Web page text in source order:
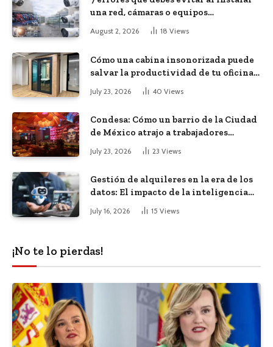
una red, cámaras o equipos
tecnológicos en una empresa
August 2, 2026 18 Views
Cómo una cabina insonorizada puede
salvar la productividad de tu oficina
July 23, 2026 40 Views
Condesa: Cómo un barrio de la Ciudad
de México atrajo a trabajadores
remotos de todo el mundo
July 23, 2026 23 Views
Gestión de alquileres en la era de los
datos: El impacto de la inteligencia
July 16, 2026 15 Views
¡No te lo pierdas!